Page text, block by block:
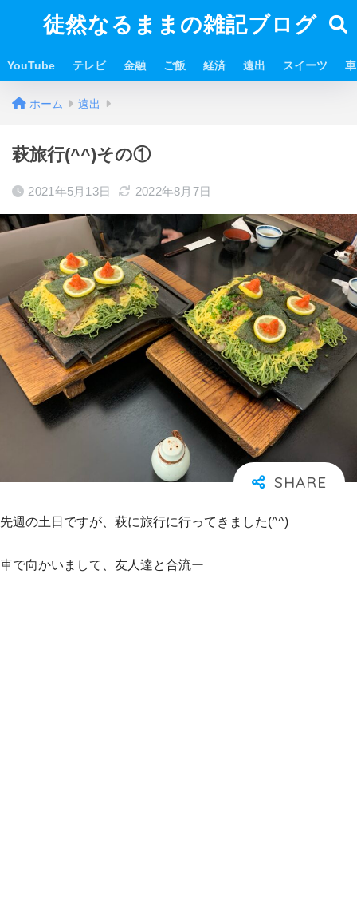
徒然なるままの雑記ブログ
YouTube テレビ 金融 ご飯 経済 遠出 スイーツ 車
ホーム 遠出
萩旅行(^^)その①
2021年5月13日 2022年8月7日
先週の土日ですが、萩に旅行に行ってきました(^^)
車で向かいまして、友人達と合流ー